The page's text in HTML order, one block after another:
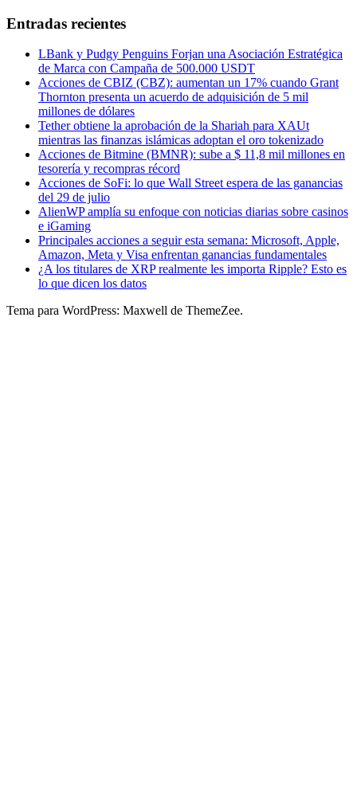
Entradas recientes
LBank y Pudgy Penguins Forjan una Asociación Estratégica
de Marca con Campaña de 500.000 USDT
Acciones de CBIZ (CBZ): aumentan un 17% cuando Grant
Thornton presenta un acuerdo de adquisición de 5 mil
millones de dólares
Tether obtiene la aprobación de la Shariah para XAUt
mientras las finanzas islámicas adoptan el oro tokenizado
Acciones de Bitmine (BMNR): sube a $ 11,8 mil millones en
tesorería y recompras récord
Acciones de SoFi: lo que Wall Street espera de las ganancias
del 29 de julio
AlienWP amplía su enfoque con noticias diarias sobre casinos
e iGaming
Principales acciones a seguir esta semana: Microsoft, Apple,
Amazon, Meta y Visa enfrentan ganancias fundamentales
¿A los titulares de XRP realmente les importa Ripple? Esto es
lo que dicen los datos
Tema para WordPress: Maxwell de ThemeZee.